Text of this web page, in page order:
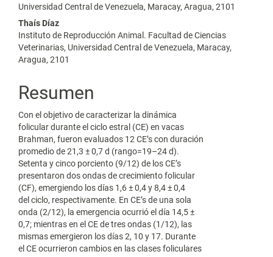
Universidad Central de Venezuela, Maracay, Aragua, 2101
Thaís Díaz
Instituto de Reproducción Animal. Facultad de Ciencias
Veterinarias, Universidad Central de Venezuela, Maracay,
Aragua, 2101
Resumen
Con el objetivo de caracterizar la dinámica
folicular durante el ciclo estral (CE) en vacas
Brahman, fueron evaluados 12 CE’s con duración
promedio de 21,3 ± 0,7 d (rango=19–24 d).
Setenta y cinco porciento (9/12) de los CE’s
presentaron dos ondas de crecimiento folicular
(CF), emergiendo los días 1,6 ± 0,4 y 8,4 ± 0,4
del ciclo, respectivamente. En CE’s de una sola
onda (2/12), la emergencia ocurrió el día 14,5 ±
0,7; mientras en el CE de tres ondas (1/12), las
mismas emergieron los días 2, 10 y 17. Durante
el CE ocurrieron cambios en las clases foliculares